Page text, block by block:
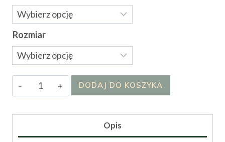
Rozmiar
ilość
Spódnica
DODAJ DO KOSZYKA
Opis